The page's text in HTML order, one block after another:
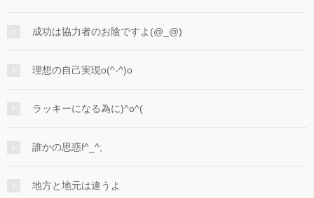
成功は協力者のお陰ですよ(@_@)
理想の自己実現o(^-^)o
ラッキーになる為に)^o^(
誰かの思惑f^_^;
地方と地元は違うよ